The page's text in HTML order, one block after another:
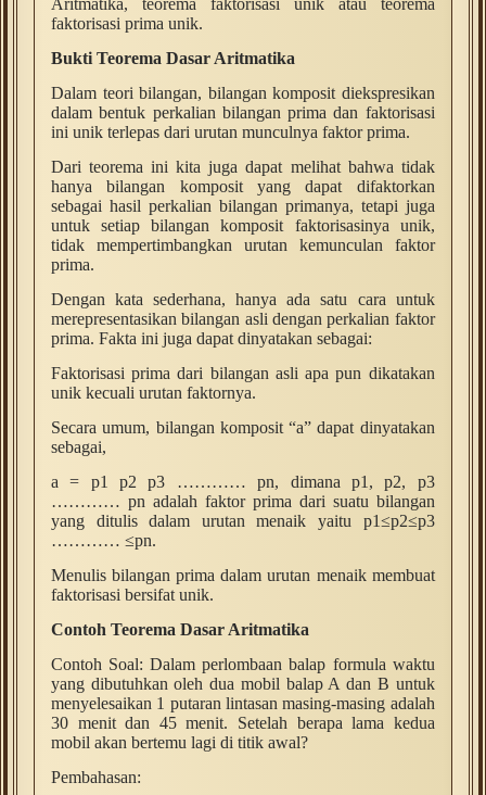
Aritmatika, teorema faktorisasi unik atau teorema
faktorisasi prima unik.
Bukti Teorema Dasar Aritmatika
Dalam teori bilangan, bilangan komposit diekspresikan
dalam bentuk perkalian bilangan prima dan faktorisasi
ini unik terlepas dari urutan munculnya faktor prima.
Dari teorema ini kita juga dapat melihat bahwa tidak
hanya bilangan komposit yang dapat difaktorkan
sebagai hasil perkalian bilangan primanya, tetapi juga
untuk setiap bilangan komposit faktorisasinya unik,
tidak mempertimbangkan urutan kemunculan faktor
prima.
Dengan kata sederhana, hanya ada satu cara untuk
merepresentasikan bilangan asli dengan perkalian faktor
prima. Fakta ini juga dapat dinyatakan sebagai:
Faktorisasi prima dari bilangan asli apa pun dikatakan
unik kecuali urutan faktornya.
Secara umum, bilangan komposit “a” dapat dinyatakan
sebagai,
a = p1 p2 p3 ………… pn, dimana p1, p2, p3
………… pn adalah faktor prima dari suatu bilangan
yang ditulis dalam urutan menaik yaitu p1≤p2≤p3
………… ≤pn.
Menulis bilangan prima dalam urutan menaik membuat
faktorisasi bersifat unik.
Contoh Teorema Dasar Aritmatika
Contoh Soal: Dalam perlombaan balap formula waktu
yang dibutuhkan oleh dua mobil balap A dan B untuk
menyelesaikan 1 putaran lintasan masing-masing adalah
30 menit dan 45 menit. Setelah berapa lama kedua
mobil akan bertemu lagi di titik awal?
Pembahasan: